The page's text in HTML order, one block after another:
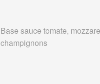
Base sauce tomate,
champignons